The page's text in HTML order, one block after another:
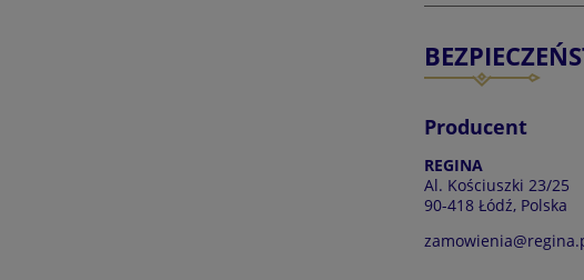
Producent
REGINA
Al. Kościuszki 23/25
90-418 Łódź, Polska